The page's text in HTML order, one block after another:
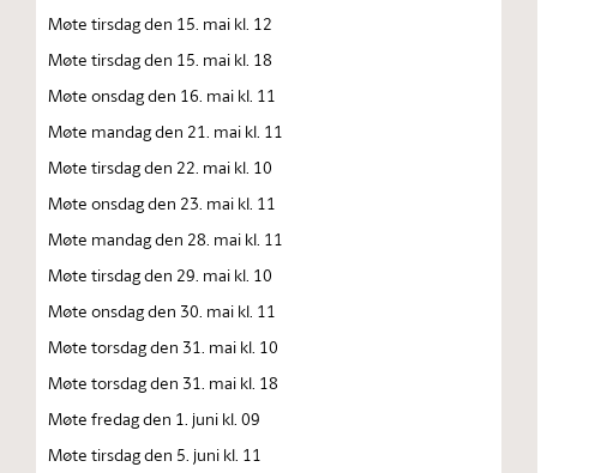
Møte tirsdag den 15. mai kl. 12
Møte tirsdag den 15. mai kl. 18
Møte onsdag den 16. mai kl. 11
Møte mandag den 21. mai kl. 11
Møte tirsdag den 22. mai kl. 10
Møte onsdag den 23. mai kl. 11
Møte mandag den 28. mai kl. 11
Møte tirsdag den 29. mai kl. 10
Møte onsdag den 30. mai kl. 11
Møte torsdag den 31. mai kl. 10
Møte torsdag den 31. mai kl. 18
Møte fredag den 1. juni kl. 09
Møte tirsdag den 5. juni kl. 11